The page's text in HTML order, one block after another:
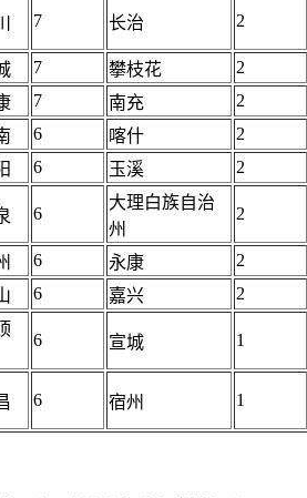
7 长治 2
7 攀枝花
2
7 南充
2
6 喀什
2
6 玉溪 2
6
大理白族自治
州
2
6 永康
2
6 嘉兴 2
6 宣城 1
6 宿州 1